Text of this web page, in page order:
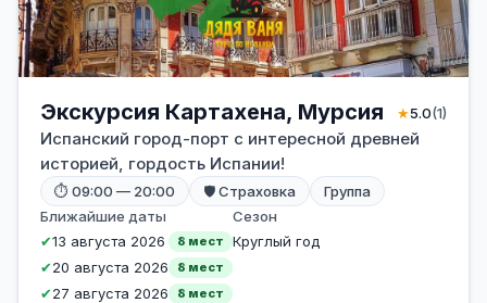
Экскурсия Картахена, Мурсия ★5.0(1)
Испанский город-порт с интересной древней
историей, гордость Испании!
⏱ 09:00 — 20:00 🛡 Страховка
Группа
Ближайшие даты
✔13 августа 2026 8 мест
✔20 августа 2026 8 мест
✔27 августа 2026 8 мест
Сезон
Круглый год